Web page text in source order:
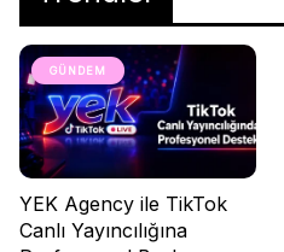
GÜNDEM
YEK Agency ile TikTok
Canlı Yayıncılığına